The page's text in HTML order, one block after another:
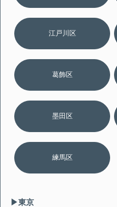
江戸川区
葛飾区
墨田区
練馬区
▶︎東京